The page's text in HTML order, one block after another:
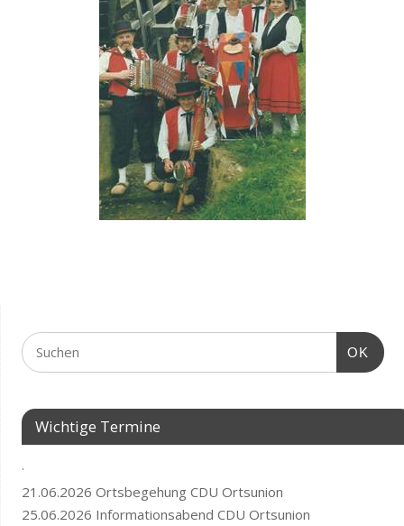
OK
Wichtige Termine
.
21.06.2026 Ortsbegehung CDU Ortsunion
25.06.2026 Informationsabend CDU Ortsunion